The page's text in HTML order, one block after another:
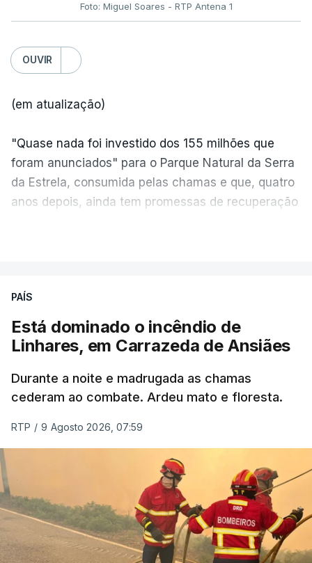
Foto: Miguel Soares - RTP Antena 1
OUVIR
(em atualização)
"Quase nada foi investido dos 155 milhões que
foram anunciados" para o Parque Natural da Serra
da Estrela, consumida pelas chamas e que, quatro
anos depois, ainda tem promessas de recuperação
ESTE CONTEÚDO ESTÁ NESTE
PAÍS
Está dominado o incêndio de
Linhares, em Carrazeda de Ansiães
Durante a noite e madrugada as chamas
cederam ao combate. Ardeu mato e floresta.
RTP / 9 Agosto 2026, 07:59